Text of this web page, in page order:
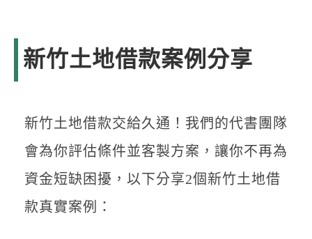
新竹土地借款案例分享
新竹土地借款交給久通！我們的代書團隊
會為你評估條件並客製方案，讓你不再為
資金短缺困擾，以下分享2個新竹土地借
款真實案例：